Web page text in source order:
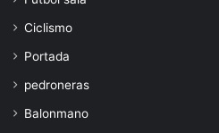
Ciclismo
Portada
pedroneras
Balonmano